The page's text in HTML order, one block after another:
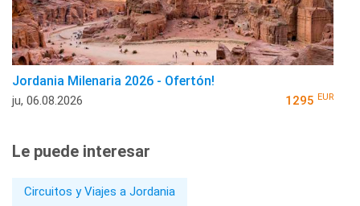
Jordania Milenaria 2026 - Ofertón!
ju, 06.08.2026 1295 EUR
Le puede interesar
Circuitos y Viajes a Jordania